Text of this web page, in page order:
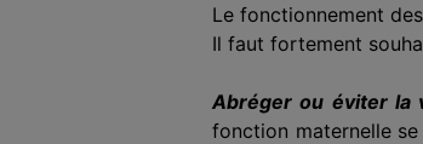
Le fonctionnement
Il faut fortement
Abréger ou éviter la
fonction maternelle se